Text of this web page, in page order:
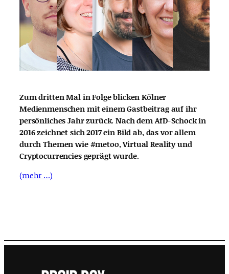
Zum dritten Mal in Folge blicken Kölner
Medienmenschen mit einem Gastbeitrag auf ihr
persönliches Jahr zurück. Nach dem AfD-Schock in
2016 zeichnet sich 2017 ein Bild ab, das vor allem
durch Themen wie #metoo, Virtual Reality und
Cryptocurrencies geprägt wurde.
(mehr …)